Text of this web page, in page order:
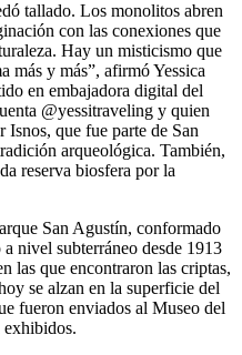
tallado. Los monolitos abren
con las conexiones que
Hay un misticismo que
más y más”, afirmó Yessica
en embajadora digital del
@yessitraveling y quien
Isnos, que fue parte de San
arqueológica. También,
reserva biosfera por la
San Agustín, conformado
nivel subterráneo desde 1913
las que encontraron las criptas,
se alzan en la superficie del
fueron enviados al Museo del